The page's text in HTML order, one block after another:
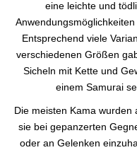
eine leichte und
Entsprechend viele
verschiedenen Größen
Sicheln mit Kette und
einem Samurai
Die meisten Kama wurden
sie bei gepanzerten
oder an Gelenken